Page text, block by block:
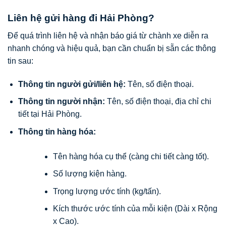
Liên hệ gửi hàng đi Hải Phòng?
Để quá trình liên hệ và nhận báo giá từ chành xe diễn ra
nhanh chóng và hiệu quả, bạn cần chuẩn bị sẵn các thông
tin sau:
Thông tin người gửi/liên hệ: Tên, số điện thoại.
Thông tin người nhận: Tên, số điện thoại, địa chỉ chi
tiết tại Hải Phòng.
Thông tin hàng hóa:
Tên hàng hóa cụ thể (càng chi tiết càng tốt).
Số lượng kiện hàng.
Trọng lượng ước tính (kg/tấn).
Kích thước ước tính của mỗi kiện (Dài x Rộng
x Cao).